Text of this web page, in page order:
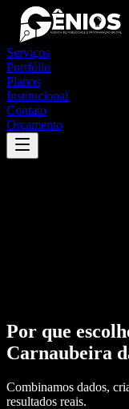
Serviços
Portfólio
Planos
Institucional
Contato
Orçamento
Por que
Carnaubeira
Combinamos dados,
resultados reais.